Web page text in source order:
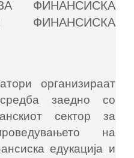
ФИНАНСИСКА
ФИНАНСИСКА
организираат
заедно со
сектор за
на
едукација и